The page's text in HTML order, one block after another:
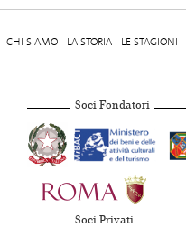
CHI SIAMO LA STORIA LE STAGIONI
Soci Fondatori
Soci Privati